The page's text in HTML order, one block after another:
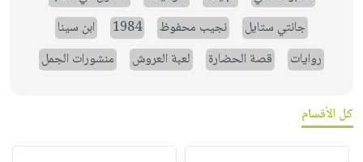
جانتي ستايل
نجيب محفوظ 1984
ابن سينا
روايات
قصة الحضارة لعبة العروش منشورات الجمل
كل الأقسام